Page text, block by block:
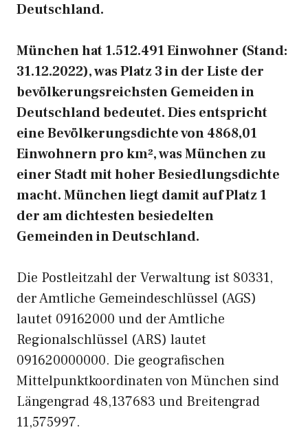
Deutschland.
München hat 1.512.491 Einwohner (Stand:
31.12.2022), was Platz 3 in der Liste der
bevölkerungsreichsten Gemeiden in
Deutschland bedeutet. Dies entspricht
eine Bevölkerungsdichte von 4868,01
Einwohnern pro km², was München zu
einer Stadt mit hoher Besiedlungsdichte
macht. München liegt damit auf Platz 1
der am dichtesten besiedelten
Gemeinden in Deutschland.
Die Postleitzahl der Verwaltung ist 80331,
der Amtliche Gemeindeschlüssel (AGS)
lautet 09162000 und der Amtliche
Regionalschlüssel (ARS) lautet
091620000000. Die geografischen
Mittelpunktkoordinaten von München sind
Längengrad 48,137683 und Breitengrad
11,575997.